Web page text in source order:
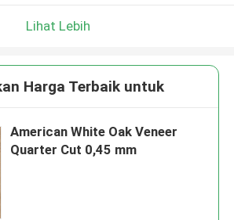
Lihat Lebih
Harga Terbaik untuk
American White Oak Veneer
Quarter Cut 0,45 mm